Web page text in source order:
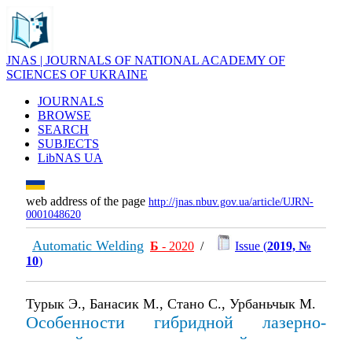
JNAS | JOURNALS OF NATIONAL ACADEMY OF
SCIENCES OF UKRAINE
JOURNALS
BROWSE
SEARCH
SUBJECTS
LibNAS UA
web address of the page http://jnas.nbuv.gov.ua/article/UJRN-
0001048620
Automatic Welding Б - 2020 / Issue (2019, №
10)
Турык Э., Банасик М., Стано С., Урбаньчык М.
Особенности гибридной лазерно-